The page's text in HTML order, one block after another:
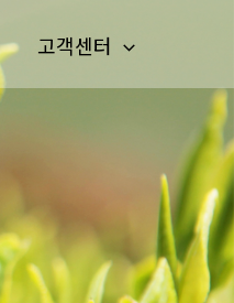
고객센터